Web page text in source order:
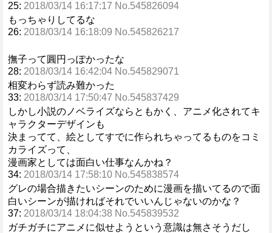
25: 2018/03/14 16:17:17 No.545826094
もっちゃりしてるな
26: 2018/03/14 16:18:09 No.545826217
撫子って圓円っぽかったな
28: 2018/03/14 16:42:04 No.545829071
相変わらず読み難かった
33: 2018/03/14 17:50:47 No.545837429
しかし小説のノベライズならともかく、アニメ化されてキ
ャラクターデザインも
決まってて、絵としてすでに作られちゃってるものをコミ
カライズって、
漫画家としては面白い仕事なんかね？
34: 2018/03/14 17:58:10 No.545838574
グレの場合描きたいシーンのために漫画を描いてるので面
白いシーンが描ければそれでいいんじゃないのかな？
37: 2018/03/14 18:04:38 No.545839532
ガチガチにアニメに似せようという意識は無さそうだし